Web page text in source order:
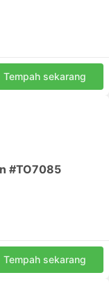
Tempah sekarang
#TO7085
Tempah sekarang